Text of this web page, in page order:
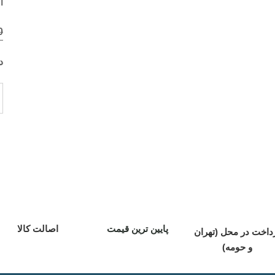
در محل (تهران
و حومه)
پایین ترین قیمت اصالت کالا